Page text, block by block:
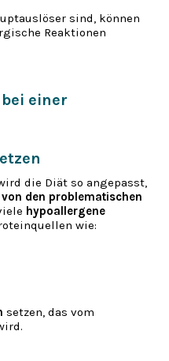
sind, können
Reaktionen
einer
die Diät so angepasst,
den problematischen
hypoallergene
wie:
setzen, das vom